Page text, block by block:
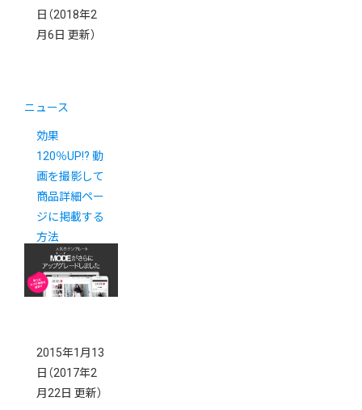
日 （2018年2
月6日 更新）
ニュース
効果
120％UP!? 動
画を撮影して
商品詳細ペー
ジに掲載する
方法
2015年1月13
日 （2017年2
月22日 更新）